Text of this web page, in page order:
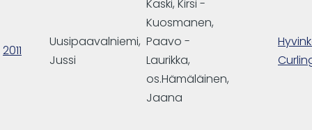
2011
Uusipaavalniemi,
Jussi
Kaski, Kirsi -
Kuosmanen,
Paavo -
Laurikka,
os.Hämäläinen,
Jaana